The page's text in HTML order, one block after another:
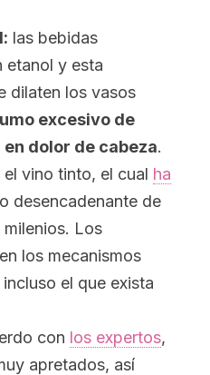
las bebidas
etanol y esta
dilaten los vasos
excesivo de
dolor de cabeza.
vino tinto, el cual ha
desencadenante de
Los
los mecanismos
el que exista
con los expertos,
apretados, así